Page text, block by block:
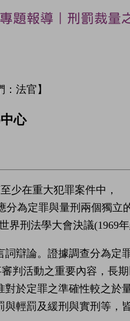
題報導｜刑罰裁
法官】
心
至少在重大犯罪案件中，
分為定罪與量刑兩個獨立
界刑法學大會決議(1969
辯論。證據調查分為定
判活動之重要內容，長
於定罪之準確性較之於
輕罰及緩刑與實刑等，